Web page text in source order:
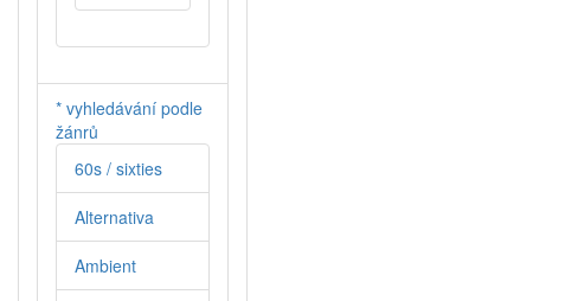
* vyhledávání podle
žánrů
60s / sixties
Alternativa
Ambient